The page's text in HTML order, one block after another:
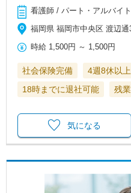
看護師 / パート・アルバイト
福岡県 福岡市中央区 渡辺通
時給 1,500円 ～ 1,500円
社会保険完備 4週8休以上
18時までに退社可能
残
気になる